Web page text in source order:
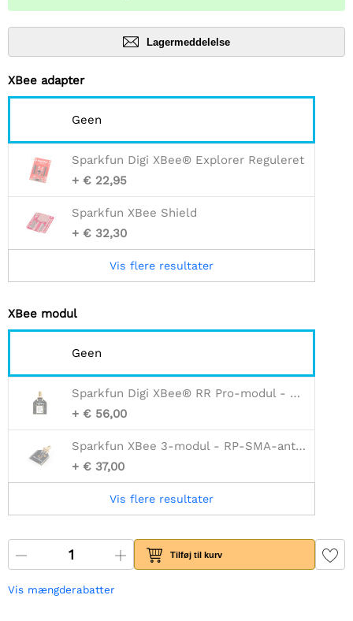
Lagermeddelelse
XBee adapter
Geen
Sparkfun Digi XBee® Explorer Reguleret
+ € 22,95
Sparkfun XBee Shield
+ € 32,30
Vis flere resultater
XBee modul
Geen
Sparkfun Digi XBee® RR Pro-modul - SMA-antenne
+ € 56,00
Sparkfun XBee 3-modul - RP-SMA-antenne
+ € 37,00
Vis flere resultater
Tilføj til kurv
Vis mængderabatter